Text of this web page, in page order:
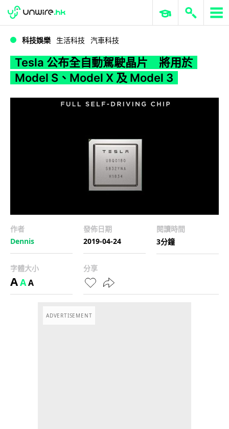
WWDC 2026 ERP 與商業 AI
科技娛樂 生活科技 汽車科技
Tesla 公布全自動駕駛晶片 將用於
Model S、Model X 及 Model 3
作者
Dennis
發佈日期
2019-04-24
閱讀時間
3分鐘
字體大小
AAA
分享
ADVERTISEMENT